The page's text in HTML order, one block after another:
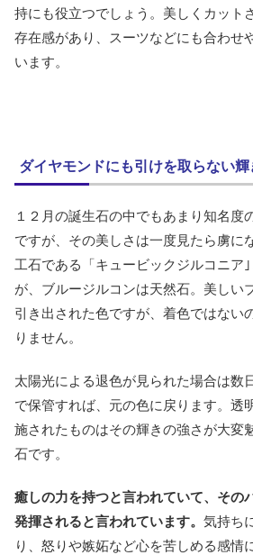
持にも役立つでしょう。美しくカット
存在感があり、スーツなどにも合わせ
います。
ダイヤモンドにも引けを取らない輝
１２月の誕生石の中でもあまり知名度
ですが、その美しさは一度見たら虜に
工石である「キュービックジルコニア
が、ブルージルコンは天然石。美しい
引き出された色ですが、着色ではない
りません。
太陽光による退色が見られた場合は数
で保管すれば、元の色に戻ります。透
施されたものはその輝きの強さが大変
石です。
癒しの力を持つと言われていて、その
発揮されると言われています。 気持ち
り、怒りや嫉妬など心を苦しめる感情